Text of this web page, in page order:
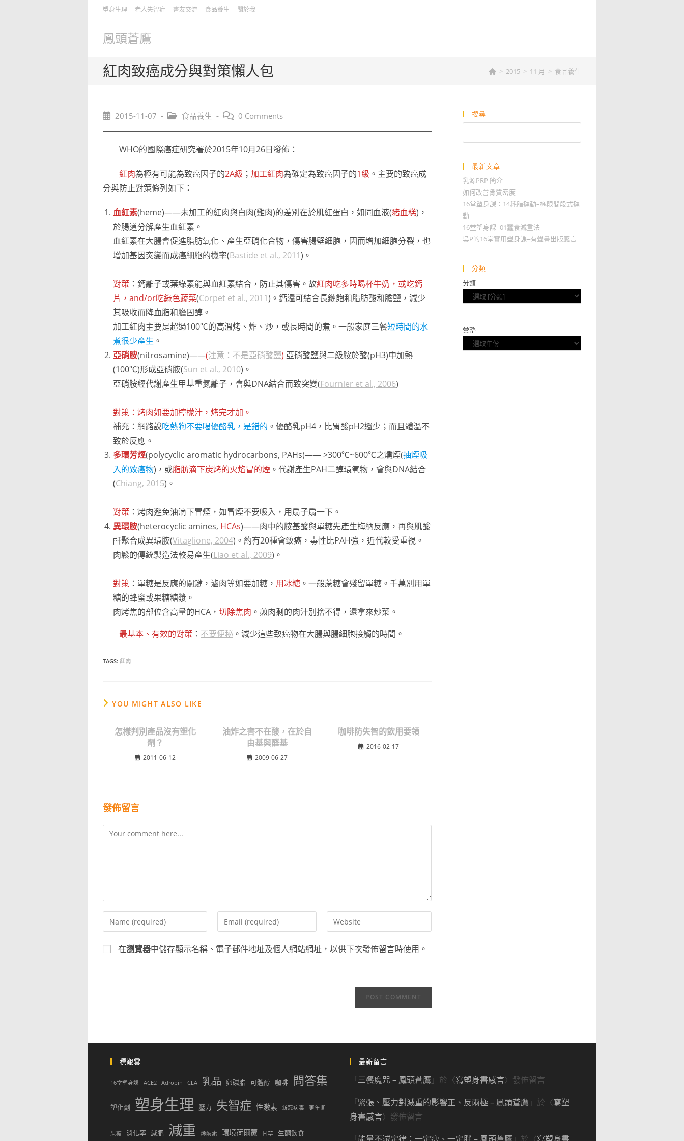
塑身生理 老人失智症 書友交流 食品養生 關於我
鳳頭蒼鷹
紅肉致癌成分與對策懶人包 > 2015 > 11 月 > 食品養生
Post2015-11-07
Post 食品養生
Post 0 Comments
WHO的國際癌症研究署於2015年10月26日發佈：
紅肉為極有可能為致癌因子的2A級 ； 加工紅肉為確定為致癌因子的1級 。主要的致癌成
分與防止對策條列如下：
血紅素(heme)——未加工的紅肉與白肉(雞肉)的差別在於肌紅蛋白，如同血液(豬血糕)，
於腸道分解產生血紅素。
血紅素在大腸會促進脂肪氧化、產生亞硝化合物，傷害腸壁細胞，因而增加細胞分裂，也
增加基因突變而成癌細胞的機率(Bastide et al., 2011)。
對策 ：鈣離子或葉綠素能與血紅素結合，防止其傷害。故紅肉吃多時喝杯牛奶，或吃鈣
片，and/or吃綠色蔬菜(Corpet et al., 2011)。鈣還可結合長鏈飽和脂肪酸和膽鹽，減少
其吸收而降血脂和膽固醇。
加工紅肉主要是超過100℃的高溫烤、炸、炒，或長時間的煮。一般家庭三餐短時間的水
煮很少產生 。
亞硝胺(nitrosamine)——(注意：不是亞硝酸鹽) 亞硝酸鹽與二級胺於酸(pH3)中加熱
(100℃)形成亞硝胺(Sun et al., 2010)。
亞硝胺經代謝產生甲基重氮離子，會與DNA結合而致突變(Fournier et al., 2006)
對策：烤肉如要加檸檬汁，烤完才加。
補充：網路說吃熱狗不要喝優酪乳，是錯的 。優酪乳pH4，比胃酸pH2還少；而且體溫不
致於反應。
多環芳烴(polycyclic aromatic hydrocarbons, PAHs)—— >300℃~600℃之燻煙(抽煙吸
入的致癌物)，或脂肪滴下炭烤的火焰冒的煙 。代謝產生PAH二醇環氧物，會與DNA結合
(Chiang, 2015)。
對策 ：烤肉避免油滴下冒煙，如冒煙不要吸入，用扇子扇一下。
異環胺(heterocyclic amines, HCAs)——肉中的胺基酸與單糖先產生梅納反應，再與肌酸
酐聚合成異環胺(Vitaglione, 2004)。約有20種會致癌，毒性比PAH強，近代較受重視。
肉鬆的傳統製造法較易產生(Liao et al., 2009)。
對策 ：單糖是反應的關鍵，滷肉等如要加糖， 用冰糖 。一般蔗糖會殘留單糖。千萬別用單
糖的蜂蜜或果糖糖漿。
肉烤焦的部位含高量的HCA， 切除焦肉 。煎肉剩的肉汁別捨不得，還拿來炒菜。
最基本、有效的對策 ： 不要便秘 。減少這些致癌物在大腸與腸細胞接觸的時間。
TAGS: 紅肉
YOU MIGHT ALSO LIKE
怎樣判別產品沒有塑化
劑？
2011-06-12
油炸之害不在酸，在於自
由基與醛基
2009-06-27
咖啡防失智的飲用要領
2016-02-17
發佈留言
Comment
Enter
your
name
or
Enter
your
email
address
Enter
your
website
URL
在瀏覽器中儲存顯示名稱、電子郵件地址及個人網站網址，以供下次發佈留言時使用。
搜尋
尋
最新文章
乳源PRP 簡介
如何改善骨質密度
16堂塑身課：14耗脂運動–極限間段式運
動
16堂塑身課–01蠶食減重法
吳P的16堂實用塑身課–有聲書出版感言
分類
分類
彙整
標艱雲
16堂塑身課 ACE2 Adropin CLA 乳品 卵磷脂 可體醇 咖啡 問答集
塑化劑 塑身生理 壓力 失智症 性激素 新冠病毒 更年期
果糖 消化率 減肥 減重 烯酮素 環境荷爾蒙 甘草 生酮飲食
最新留言
「三餐魔咒 – 鳳頭蒼鷹 」於〈寫塑身書感言〉發佈留言
「緊張、壓力對減重的影響正、反兩極 – 鳳頭蒼鷹 」於〈寫塑
身書感言〉發佈留言